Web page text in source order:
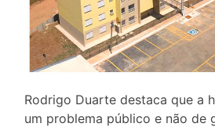
Rodrigo Duarte destaca que a
um problema público e não de